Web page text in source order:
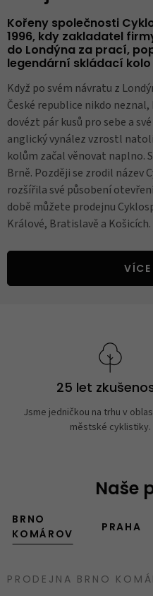
Kořeny společnosti
1996, kdy zakladatel
do Londýna za prací,
legendární skládací
Když po svém návratu z
České republice nikdo
dovézt pár kusů pro sebe a
anglický vynález vzrostl
kolům začal věnovat naplno.
Brně. Později se zrodil název
rozšířila své působení
době můžete prodejnu
Králové, Bratislavě a Košicích.
VÍCE
25 let
Jsme jedničkou na trhu v
městské cyklistiky.
Naše
BRNO
KOMÁROV
PRAHA
PRODEJNA BRNO